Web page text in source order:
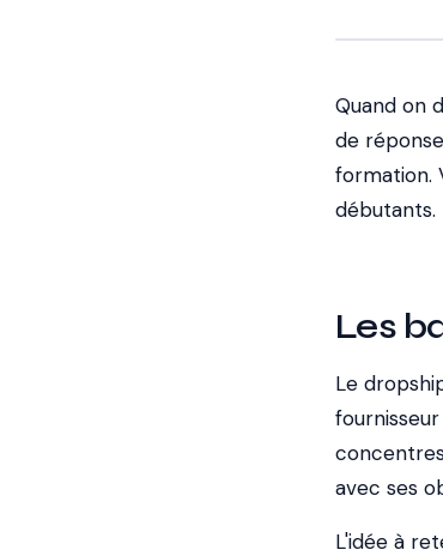
Quand on
de
formation.
débutants.
Les
Le
avec ses
L'idée à